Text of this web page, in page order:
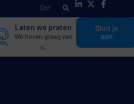
han
Laten we praten
We horen graag van
u.
Sluit je
aan